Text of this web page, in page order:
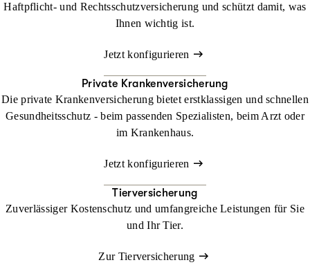
Haftpflicht- und Rechtsschutzversicherung und schützt damit, was
Ihnen wichtig ist.
Jetzt konfigurieren
Private Krankenversicherung
Die private Krankenversicherung bietet erstklassigen und schnellen
Gesundheitsschutz - beim passenden Spezialisten, beim Arzt oder
im Krankenhaus.
Jetzt konfigurieren
Tierversicherung
Zuverlässiger Kostenschutz und umfangreiche Leistungen für Sie
und Ihr Tier.
Zur Tierversicherung